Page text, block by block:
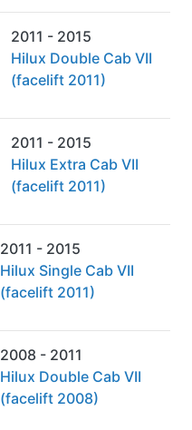
2011 - 2015
Hilux Double Cab VII
(facelift 2011)
2011 - 2015
Hilux Extra Cab VII
(facelift 2011)
2011 - 2015
Hilux Single Cab VII
(facelift 2011)
2008 - 2011
Hilux Double Cab VII
(facelift 2008)